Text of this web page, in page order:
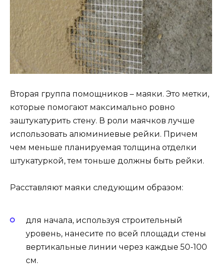
Вторая группа помощников – маяки. Это метки,
которые помогают максимально ровно
заштукатурить стену. В роли маячков лучше
использовать алюминиевые рейки. Причем
чем меньше планируемая толщина отделки
штукатуркой, тем тоньше должны быть рейки.
Расставляют маяки следующим образом:
для начала, используя строительный
уровень, нанесите по всей площади стены
вертикальные линии через каждые 50-100
см.